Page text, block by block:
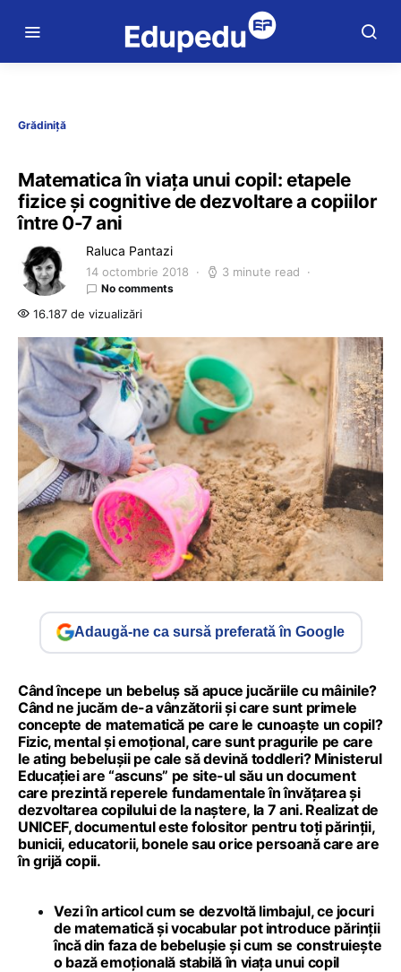
Grădiniță
Matematica în viața unui copil: etapele
fizice și cognitive de dezvoltare a copiilor
între 0-7 ani
Raluca Pantazi
14 octombrie 2018 3 minute read
No comments
16.187 de vizualizări
Adaugă-ne ca sursă preferată în Google
Când începe un bebeluș să apuce jucăriile cu mâinile?
Când ne jucăm de-a vânzătorii și care sunt primele
concepte de matematică pe care le cunoaște un copil?
Fizic, mental și emoțional, care sunt pragurile pe care
le ating bebelușii pe cale să devină toddleri? Ministerul
Educației are “ascuns” pe site-ul său un document
care prezintă reperele fundamentale în învățarea și
dezvoltarea copilului de la naștere, la 7 ani. Realizat de
UNICEF, documentul este folositor pentru toți părinții,
bunicii, educatorii, bonele sau orice persoană care are
în grijă copii.
Vezi în articol cum se dezvoltă limbajul, ce jocuri
de matematică și vocabular pot introduce părinții
încă din faza de bebelușie și cum se construiește
o bază emoțională stabilă în viața unui copil